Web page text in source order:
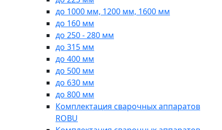
до 1000 мм, 1200 мм, 1600 мм
до 160 мм
до 250 - 280 мм
до 315 мм
до 400 мм
до 500 мм
до 630 мм
до 800 мм
Комплектация сварочных аппаратов
ROBU